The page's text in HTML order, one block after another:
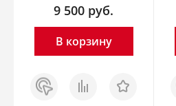
9 500 руб.
В корзину
Заказ
в 1
клик
Сравнить Отложить